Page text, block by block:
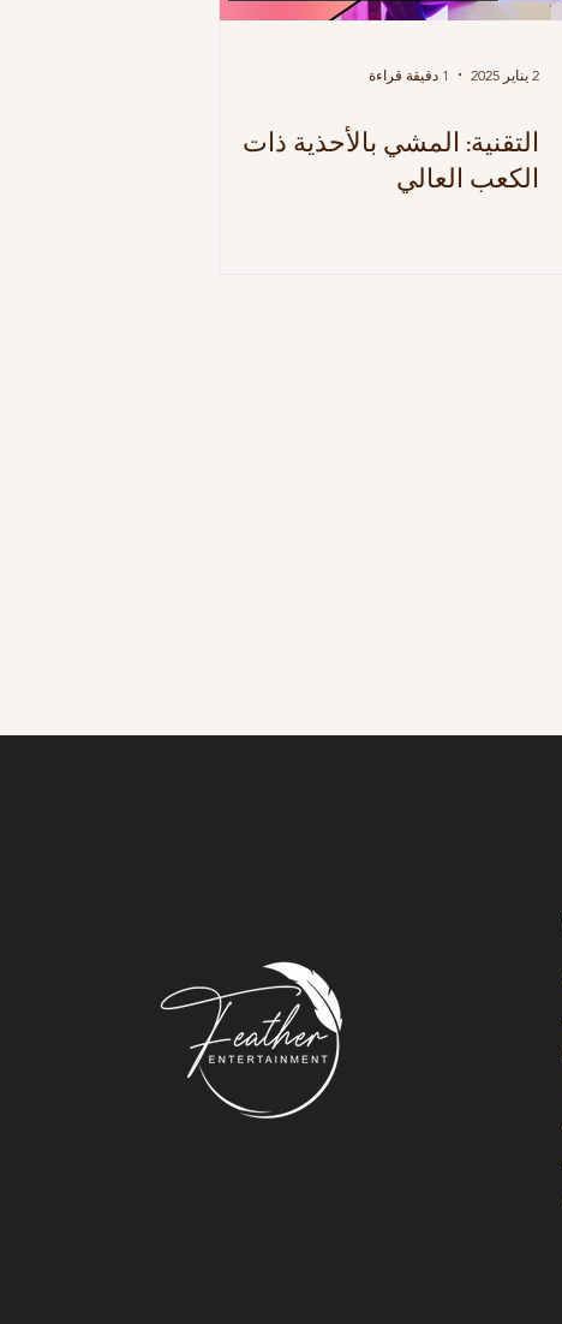
2 يناير 2025 1 دقيقة قراءة
التقنية: المشي بالأحذية ذات
الكعب العالي